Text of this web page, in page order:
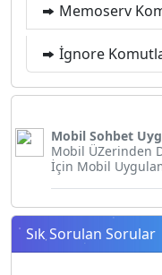
Memoserv
İgnore
Mobil Sohbet
Mobil ÜZerinden
İçin Mobil
Sık Sorulan Sorular